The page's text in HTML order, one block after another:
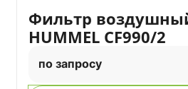
Фильтр
HUMMEL CF990/2
по запросу